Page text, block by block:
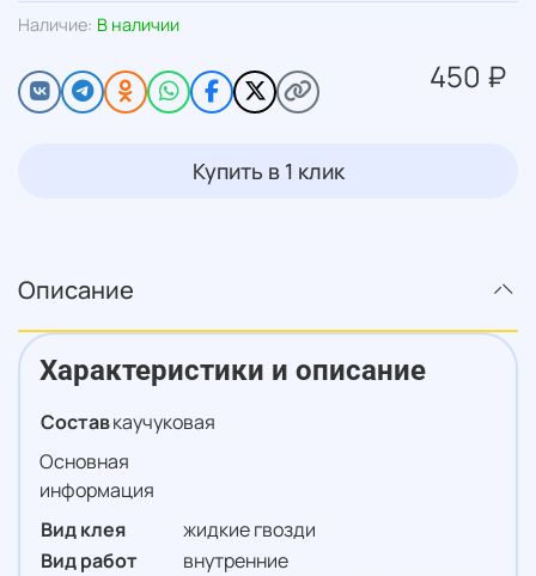
Наличие: В наличии
450 ₽
Купить в 1 клик
Описание
Характеристики и описание
Основная
информация
Составкаучуковая
Вид клея
жидкие гвозди
Вид работ
внутренние